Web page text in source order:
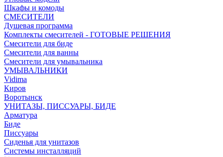
Шкафы и комоды
СМЕСИТЕЛИ
Душевая программа
Комплекты смесителей - ГОТОВЫЕ РЕШЕНИЯ
Смесители для биде
Смесители для ванны
Смесители для умывальника
УМЫВАЛЬНИКИ
Vidima
Киров
Воротынск
УНИТАЗЫ, ПИССУАРЫ, БИДЕ
Арматура
Биде
Писсуары
Сиденья для унитазов
Системы инсталляций